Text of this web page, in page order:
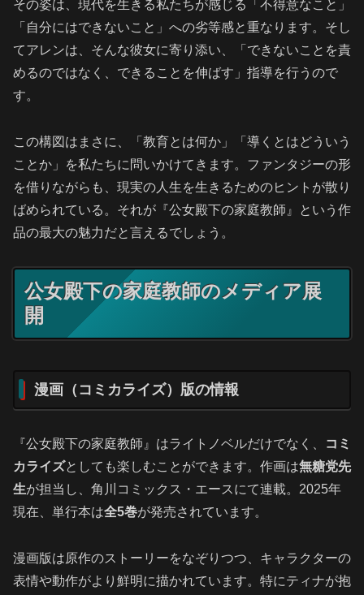
その姿は、現代を生きる私たちが感じる「不得意なこと」
「自分にはできないこと」への劣等感と重なります。そし
てアレンは、そんな彼女に寄り添い、「できないことを責
めるのではなく、できることを伸ばす」指導を行うので
す。
この構図はまさに、「教育とは何か」「導くとはどういう
ことか」を私たちに問いかけてきます。ファンタジーの形
を借りながらも、現実の人生を生きるためのヒントが散り
ばめられている。それが『公女殿下の家庭教師』という作
品の最大の魅力だと言えるでしょう。
公女殿下の家庭教師のメディア展
開
漫画（コミカライズ）版の情報
『公女殿下の家庭教師』はライトノベルだけでなく、
コミ
カライズとしても楽しむことができます。作画は無糖党先
生が担当し、角川コミックス・エースにて連載。2025年
現在、単行本は全5巻が発売されています。
漫画版は原作のストーリーをなぞりつつ、キャラクターの
表情や動作がより鮮明に描かれています。特にティナが抱